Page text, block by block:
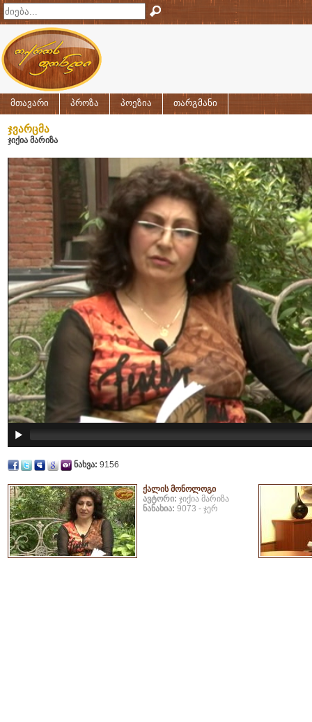
მთავარი პროზა პოეზია თარგმანი
ჯვარცმა
ჯიქია მარიზა
ნახვა: 9156
ქალის მონოლოგი
ავტორი: ჯიქია მარიზა
ნანახია: 9073 - ჯერ